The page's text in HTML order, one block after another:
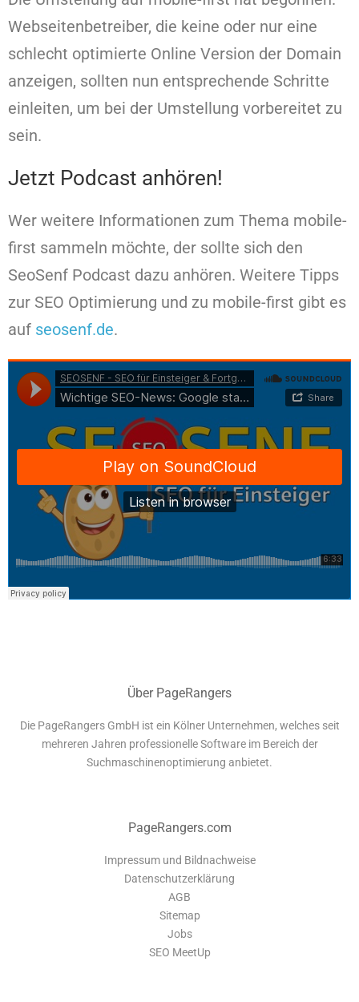
Webseitenbetreiber, die keine oder nur eine
schlecht optimierte Online Version der Domain
anzeigen, sollten nun entsprechende Schritte
einleiten, um bei der Umstellung vorbereitet zu
sein.
Jetzt Podcast anhören!
Wer weitere Informationen zum Thema mobile-
first sammeln möchte, der sollte sich den
SeoSenf Podcast dazu anhören. Weitere Tipps
zur SEO Optimierung und zu mobile-first gibt es
auf seosenf.de.
Über PageRangers
Die PageRangers GmbH ist ein Kölner Unternehmen, welches seit
mehreren Jahren professionelle Software im Bereich der
Suchmaschinenoptimierung anbietet.
PageRangers.com
Impressum und Bildnachweise
Datenschutzerklärung
AGB
Sitemap
Jobs
SEO MeetUp